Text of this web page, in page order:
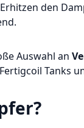
den
Auswahl an
Tanks
?